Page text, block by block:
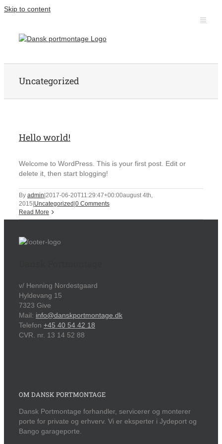
Skip to content
Uncategorized
Hello world!
Welcome to WordPress. This is your first post. Edit or
delete it, then start blogging!
By admin 2017-06-20T11:29:47+00:00august 4th,
2015 Uncategorized 0 Comments
Read More
v/ Henning Nordestgaard
Hyldevang 15
7323 Give
Mail: info@danskportmontage.dk
Telefon +45 40 54 42 18
CVR. nr. 13 14 52 88
OM DANSK PORTMONTAGE
Dansk Portmontage forhandler, servicerer og monterer
porte for private og erhverv. Vi er eksperter i Jydeport og
Bango garageporte.